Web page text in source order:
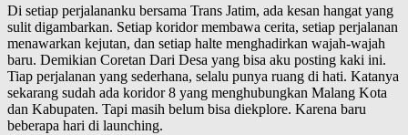
Di setiap perjalananku bersama Trans Jatim, ada kesan hangat yang
sulit digambarkan. Setiap koridor membawa cerita, setiap perjalanan
menawarkan kejutan, dan setiap halte menghadirkan wajah-wajah
baru. Demikian Coretan Dari Desa yang bisa aku posting kaki ini.
Tiap perjalanan yang sederhana, selalu punya ruang di hati. Katanya
sekarang sudah ada koridor 8 yang menghubungkan Malang Kota
dan Kabupaten. Tapi masih belum bisa diekplore. Karena baru
beberapa hari di launching.